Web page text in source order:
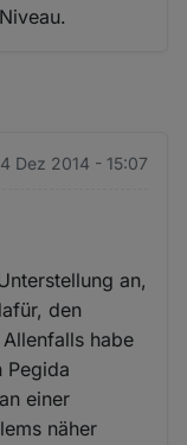
Dez 2014 - 15:07
an,
den
habe
Pegida
einer
näher